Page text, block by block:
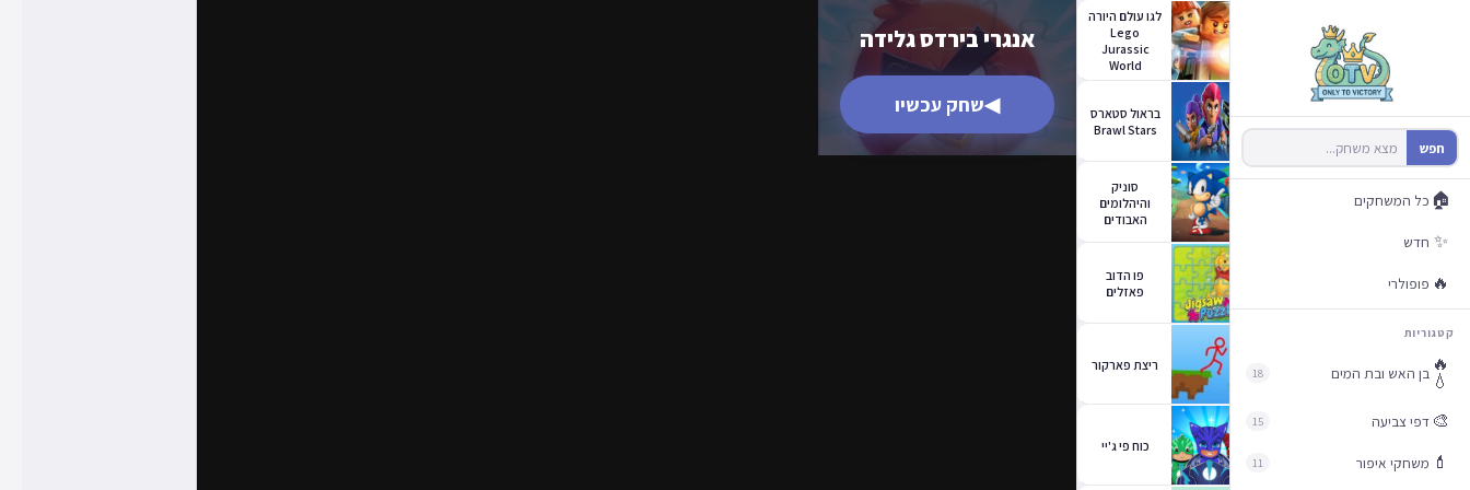
חפש
🏠 כל המשחקים
✨ חדש
🔥 פופולרי
קטגוריות
🔥
💧 בן האש ובת המים 18
🎨 דפי צביעה 15
💄 משחקי איפור 11
לגו עולם היורה
Lego
Jurassic
World
בראול סטארס
Brawl Stars
סוניק
והיהלומים
האבודים
פו הדוב
פאזלים
ריצת פארקור
כוח פי ג'יי
אנגרי בירדס גלידה
◀שחק עכשיו